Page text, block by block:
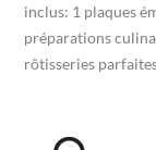
inclus: 1 plaques
préparations
rôtisseries